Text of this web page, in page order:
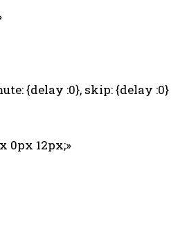
{delay :0}, skip: {delay :0}
0px 12px;»